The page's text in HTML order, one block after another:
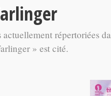
répertoriées
» est cité.